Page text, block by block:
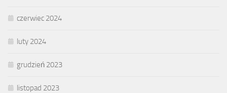
czerwiec 2024
luty 2024
grudzień 2023
listopad 2023